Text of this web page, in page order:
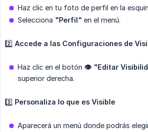
Haz clic en tu foto de perfil en la
Selecciona "Perfil" en el menú.
2️⃣ Accede a las Configuraciones de
Haz clic en el botón 👁️ "Editar
superior derecha.
3️⃣ Personaliza lo que es Visible
Aparecerá un menú donde podrás